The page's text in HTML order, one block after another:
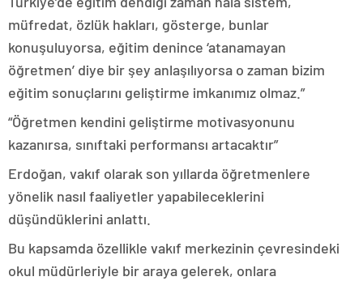
müfredat, özlük hakları, gösterge, bunlar
konuşuluyorsa, eğitim denince ‘atanamayan
öğretmen’ diye bir şey anlaşılıyorsa o zaman bizim
eğitim sonuçlarını geliştirme imkanımız olmaz.”
“Öğretmen kendini geliştirme motivasyonunu
kazanırsa, sınıftaki performansı artacaktır”
Erdoğan, vakıf olarak son yıllarda öğretmenlere
yönelik nasıl faaliyetler yapabileceklerini
düşündüklerini anlattı.
Bu kapsamda özellikle vakıf merkezinin çevresindeki
okul müdürleriyle bir araya gelerek, onlara